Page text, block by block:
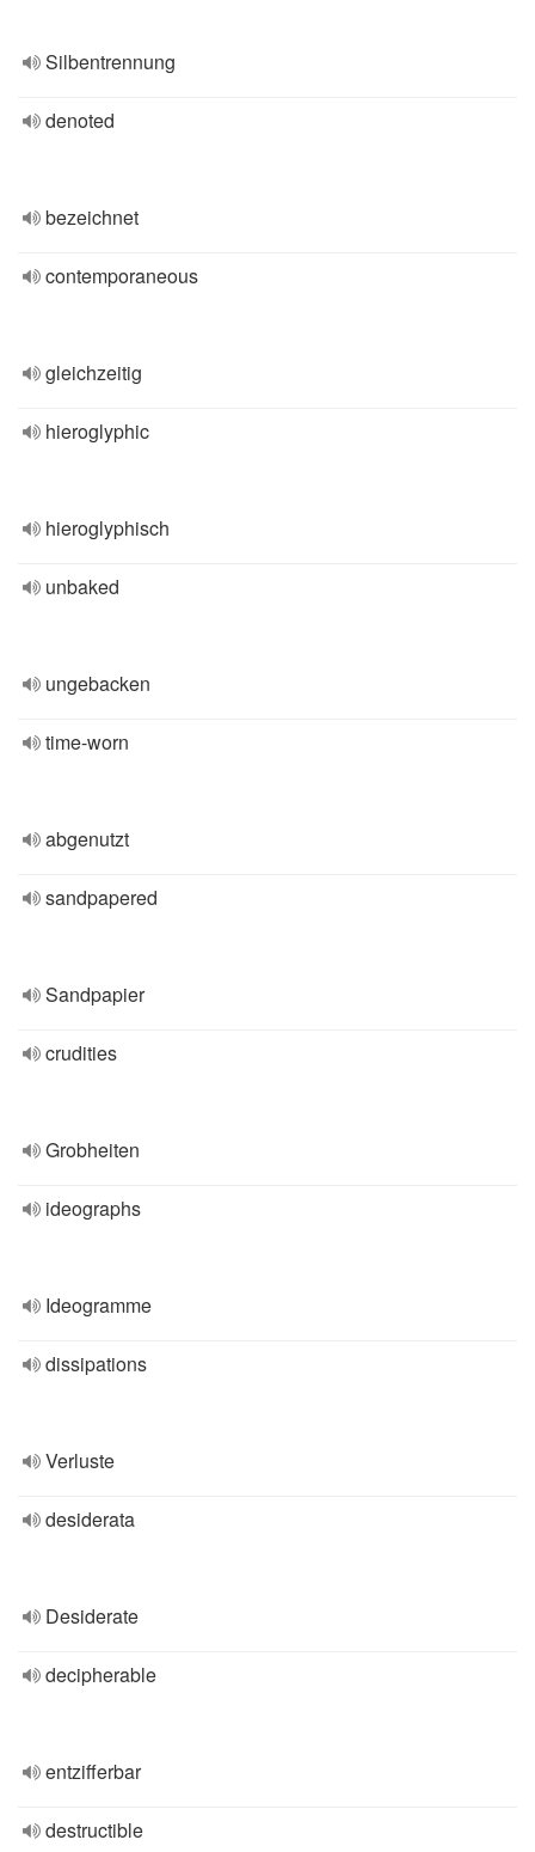
Silbentrennung
denoted
bezeichnet
contemporaneous
gleichzeitig
hieroglyphic
hieroglyphisch
unbaked
ungebacken
time-worn
abgenutzt
sandpapered
Sandpapier
crudities
Grobheiten
ideographs
Ideogramme
dissipations
Verluste
desiderata
Desiderate
decipherable
entzifferbar
destructible